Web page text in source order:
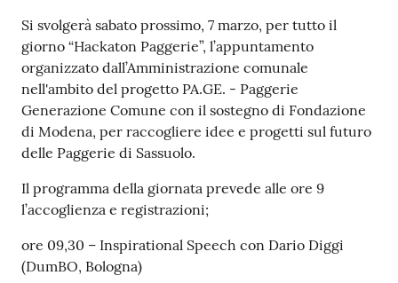
V
i
s
i
t
S
a
s
s
o
l
Si svolgerà sabato prossimo, 7 marzo, per tutto il
giorno “Hackaton Paggerie”, l’appuntamento
organizzato dall’Amministrazione comunale
nell'ambito del progetto PA.GE. - Paggerie
Generazione Comune con il sostegno di Fondazione
di Modena, per raccogliere idee e progetti sul futuro
delle Paggerie di Sassuolo.
Il programma della giornata prevede alle ore 9
l’accoglienza e registrazioni;
ore 09,30 – Inspirational Speech con Dario Diggi
(DumBO, Bologna)